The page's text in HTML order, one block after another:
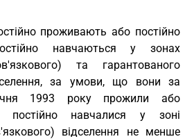
проживають або постійно
навчаються у зонах
та гарантованого
за умови, що вони за
1993 року прожили або
постійно навчалися у зоні
відселення не менше